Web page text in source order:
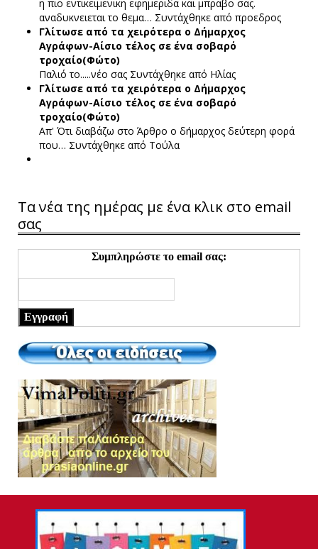
η πιο εντικειμενικη εφημεριδα και μπραβο σας.
αναδυκνειεται το θεμα… Συντάχθηκε από προεδρος
Γλίτωσε από τα χειρότερα ο Δήμαρχος
Αγράφων-Αίσιο τέλος σε ένα σοβαρό
τροχαίο(Φώτο)
Παλιό το.....νέο σας Συντάχθηκε από Ηλίας
Γλίτωσε από τα χειρότερα ο Δήμαρχος
Αγράφων-Αίσιο τέλος σε ένα σοβαρό
τροχαίο(Φώτο)
Απ' Ότι διαβάζω στο Άρθρο ο δήμαρχος δεύτερη φορά
που… Συντάχθηκε από Τούλα
Τα νέα της ημέρας με ένα κλικ στο email
σας
Συμπληρώστε το email σας:
Εγγραφή